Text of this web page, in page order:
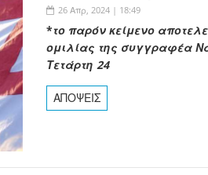
26 Απρ, 2024 | 18:49
*το παρόν κείμενο
ομιλίας της συγγραφέα
Τετάρτη 24
ΑΠΟΨΕΙΣ